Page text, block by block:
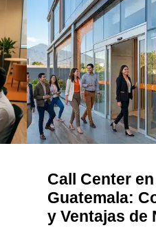
Call Center
Guatemala:
y Ventajas de